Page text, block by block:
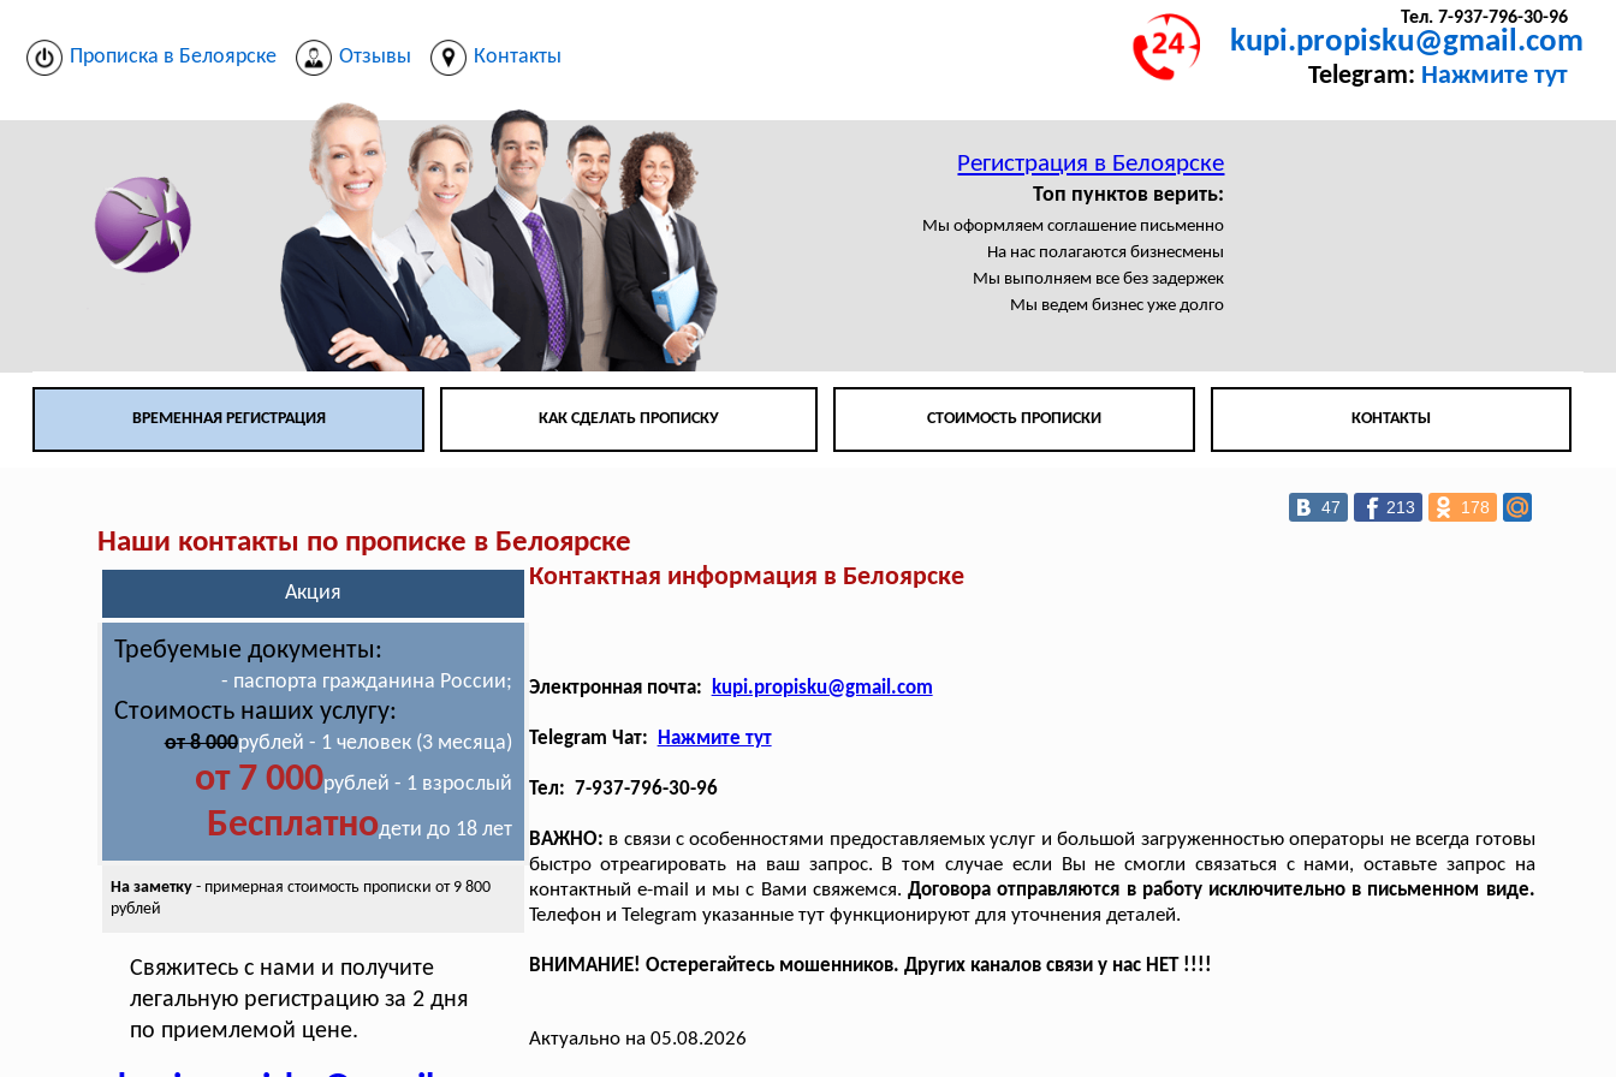
Прописка в Белоярске Отзывы Контакты
Тел. 7-937-796-30-96
kupi.propisku@gmail.com
Telegram: Нажмите тут
Регистрация в Белоярске
Топ пунктов верить:
Мы оформляем соглашение письменно
На нас полагаются бизнесмены
Мы выполняем все без задержек
Мы ведем бизнес уже долго
ВРЕМЕННАЯ РЕГИСТРАЦИЯ КАК СДЕЛАТЬ ПРОПИСКУ СТОИМОСТЬ ПРОПИСКИ КОНТАКТЫ
47 213 178
Наши контакты по прописке в Белоярске
Акция
Требуемые документы:
- паспорта гражданина России;
Стоимость наших услугу:
от 8 000рублей - 1 человек (3 месяца)
от 7 000рублей - 1 взрослый
Бесплатнодети до 18 лет
На заметку- примерная стоимость прописки от 9 800
рублей
Свяжитесь с нами и получите
легальную регистрацию за 2 дня
по приемлемой цене.
Контактная информация в Белоярске
Электронная почта: kupi.propisku@gmail.com
Telegram Чат: Нажмите тут
Тел: 7-937-796-30-96
ВАЖНО: в связи с особенностями предоставляемых услуг и большой загруженностью операторы не всегда готовы
быстро отреагировать на ваш запрос. В том случае если Вы не смогли связаться с нами, оставьте запрос на
контактный e-mail и мы с Вами свяжемся.Договора отправляются в работу исключительно в письменном виде.
Телефон и Telegram указанные тут функционируют для уточнения деталей.
ВНИМАНИЕ! Остерегайтесь мошенников. Других каналов связи у нас НЕТ !!!!
Актуально на 05.08.2026